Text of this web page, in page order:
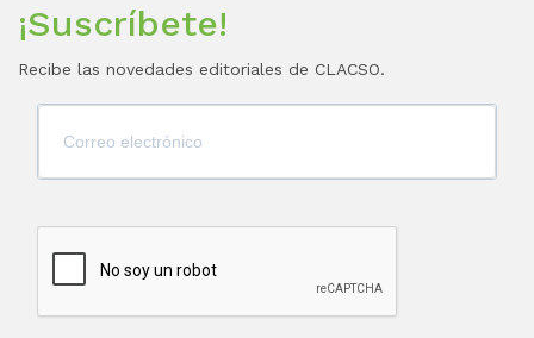
¡Suscríbete!
Recibe las novedades editoriales de CLACSO.